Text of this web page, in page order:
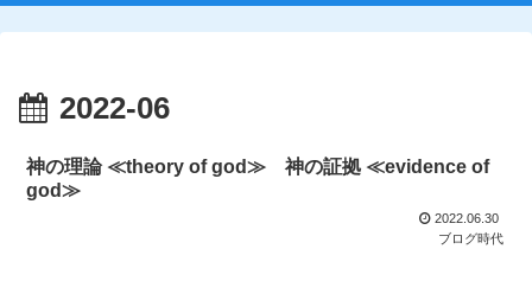
2022-06
神の理論 ≪theory of god≫ 神の証拠 ≪evidence of
god≫
2022.06.30
ブログ時代